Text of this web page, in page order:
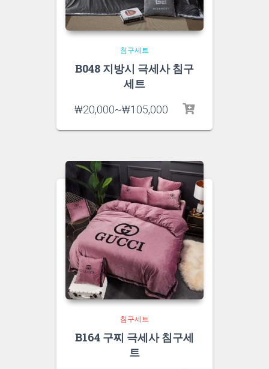
침구세트
B048 지방시 극세사 침구
세트
₩20,000~₩105,000
침구세트
B164 구찌 극세사 침구세
트